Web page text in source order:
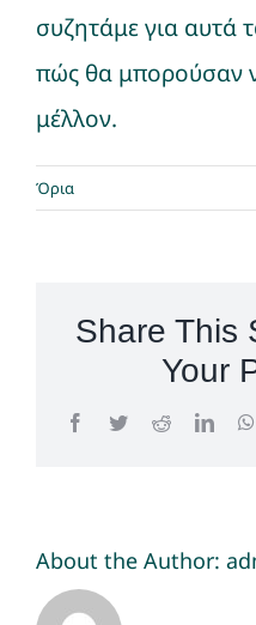
συζητάμε για αυτά
πώς θα μπορούσαν
μέλλον.
Όρια
Share This
Your
Facebook
TwitterReddit
About the Author: